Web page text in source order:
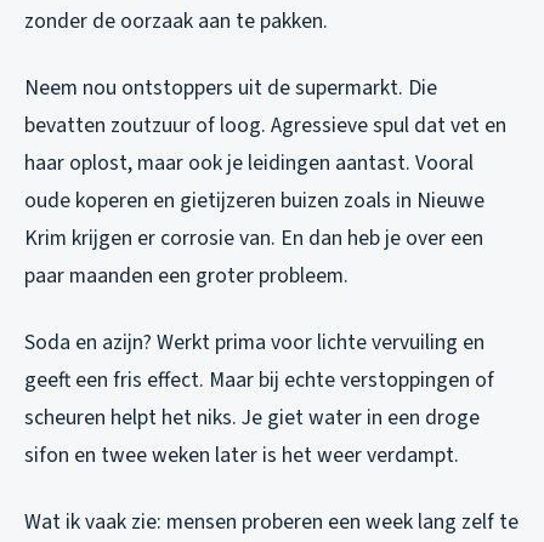
zonder de oorzaak aan te pakken.
Neem nou ontstoppers uit de supermarkt. Die
bevatten zoutzuur of loog. Agressieve spul dat vet en
haar oplost, maar ook je leidingen aantast. Vooral
oude koperen en gietijzeren buizen zoals in Nieuwe
Krim krijgen er corrosie van. En dan heb je over een
paar maanden een groter probleem.
Soda en azijn? Werkt prima voor lichte vervuiling en
geeft een fris effect. Maar bij echte verstoppingen of
scheuren helpt het niks. Je giet water in een droge
sifon en twee weken later is het weer verdampt.
Wat ik vaak zie: mensen proberen een week lang zelf te